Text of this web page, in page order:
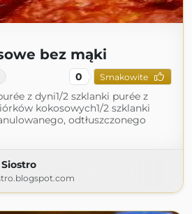
bez mąki
0 Smakowite
z dyni1/2 szklanki purée z
kokosowych1/2 szklanki
odtłuszczonego